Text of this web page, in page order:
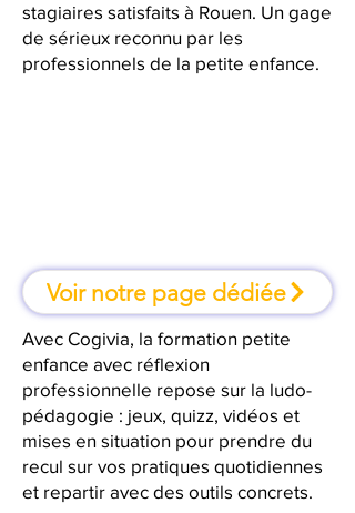
stagiaires satisfaits à Rouen. Un gage
de sérieux reconnu par les
professionnels de la petite enfance.
Voir notre page dédiée
Avec Cogivia, la formation petite
enfance avec réflexion
professionnelle repose sur la ludo-
pédagogie : jeux, quizz, vidéos et
mises en situation pour prendre du
recul sur vos pratiques quotidiennes
et repartir avec des outils concrets.